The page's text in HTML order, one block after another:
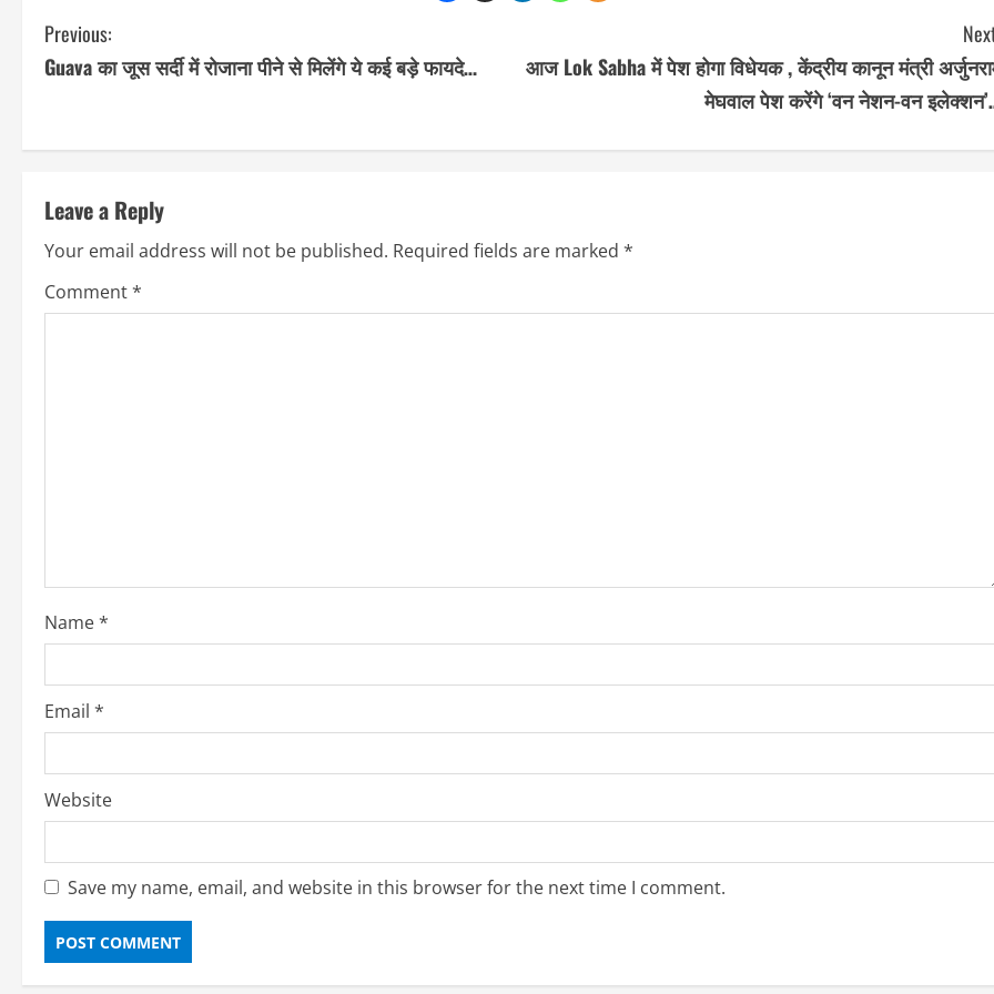
C
o
i
n
u
i
n
g
Previous:
Guava का जूस सर्दी में रोजाना पीने से मिलेंगे ये कई बड़े फायदे…
आज Lok Sabha में पेश होगा विधेयक , केंद्रीय कानून मंत्री
मेघवाल पेश करेंगे ‘वन नेशन-वन
Leave a Reply
Your email address will not be published. Required fields are marked *
Comment*
Name*
Email *
Website
Save my name, email, and website in this browser for the next time I comment.